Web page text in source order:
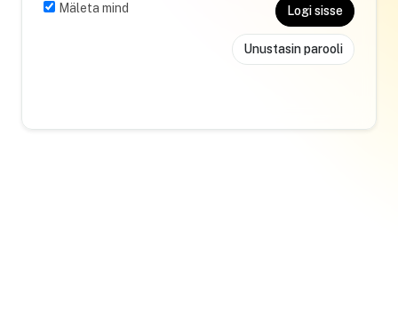
Mäleta mind Logi sisse
Unustasin parooli